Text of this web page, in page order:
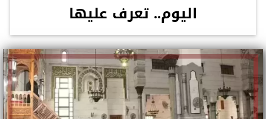
اليوم.. تعرف عليها